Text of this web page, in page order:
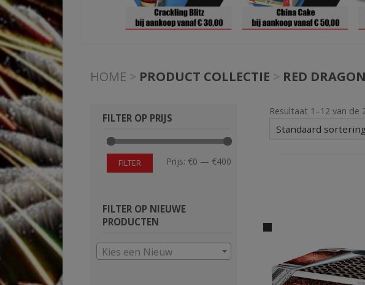
HOME > PRODUCT COLLECTIE > RED DRAGON
Resultaat 1–12 van
FILTER OP PRIJS
Min.
prijs
Max.
prijsFILTER Prijs: €0 — €400
FILTER OP NIEUWE
PRODUCTEN
Kies een Nieuw